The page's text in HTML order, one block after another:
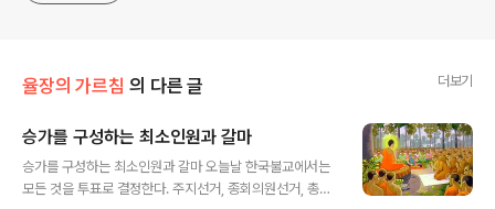
율장의 가르침 의 다른 글 더보기
승가를 구성하는 최소인원과 갈마
승가를 구성하는 최소인원과 갈마 오늘날 한국불교에서는
모든 것을 투표로 결정한다. 주지선거, 종회의원선거, 총무